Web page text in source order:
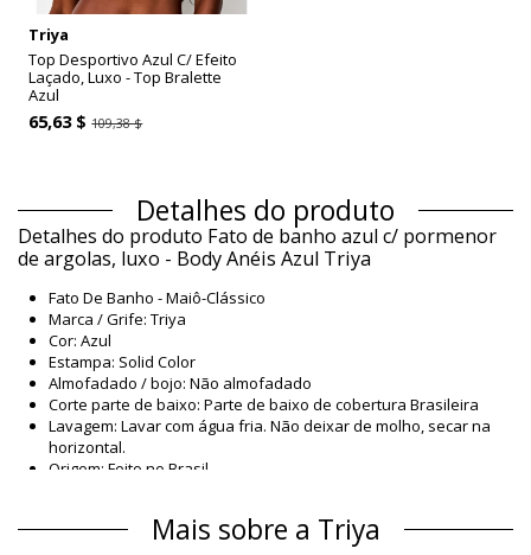
Triya
Top Desportivo Azul C/ Efeito
Laçado, Luxo - Top Bralette
Azul
65,63 $109,38 $
Detalhes do produto
Detalhes do produto Fato de banho azul c/ pormenor
de argolas, luxo - Body Anéis Azul Triya
Fato De Banho - Maiô-Clássico
Marca / Grife: Triya
Cor: Azul
Estampa: Solid Color
Almofadado / bojo: Não almofadado
Corte parte de baixo: Parte de baixo de cobertura Brasileira
Lavagem: Lavar com água fria. Não deixar de molho, secar na
horizontal.
Origem: Feito no Brasil
Material
Mais sobre a Triya